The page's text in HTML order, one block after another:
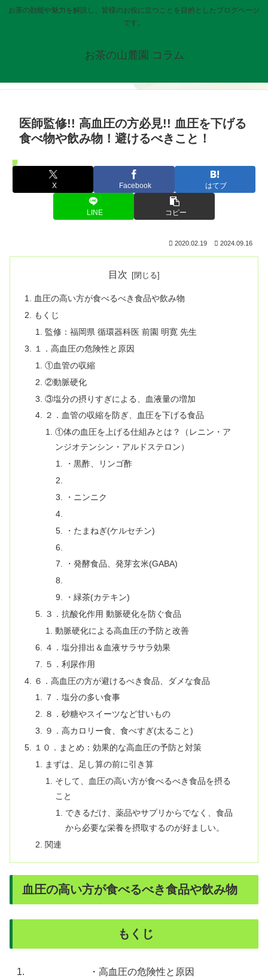
お茶の効能や魅力を解説し、皆様のお役に立つことを目的としたブログページ
です。
お茶の山麓園 コラム
医師監修!! 高血圧の方必見!! 血圧を下げる
食べ物や飲み物！避けるべきこと！
お知らせ
X Facebook はてブ
LINE コピー
2020.02.19 2024.09.16
目次
血圧の高い方が食べるべき食品や飲み物
もくじ
監修：福岡県 循環器科医 前園 明寛 先生
１．高血圧の危険性と原因
①血管の収縮
②動脈硬化
③塩分の摂りすぎによる、血液量の増加
２．血管の収縮を防ぎ、血圧を下げる食品
①体の血圧を上げる仕組みとは？（レニン・ア
ンジオテンシン・アルドステロン）
・黒酢、リンゴ酢
・ニンニク
・たまねぎ(ケルセチン)
・発酵食品、発芽玄米(GABA)
・緑茶(カテキン)
３．抗酸化作用 動脈硬化を防ぐ食品
動脈硬化による高血圧の予防と改善
４．塩分排出＆血液サラサラ効果
５．利尿作用
６．高血圧の方が避けるべき食品、ダメな食品
７．塩分の多い食事
８．砂糖やスイーツなど甘いもの
９．高カロリー食、食べすぎ(太ること)
１０．まとめ：効果的な高血圧の予防と対策
まずは、足し算の前に引き算
そして、血圧の高い方が食べるべき食品を摂る
こと
できるだけ、薬品やサプリからでなく、食品
から必要な栄養を摂取するのが好ましい。
関連
血圧の高い方が食べるべき食品や飲み物
もくじ
・高血圧の危険性と原因